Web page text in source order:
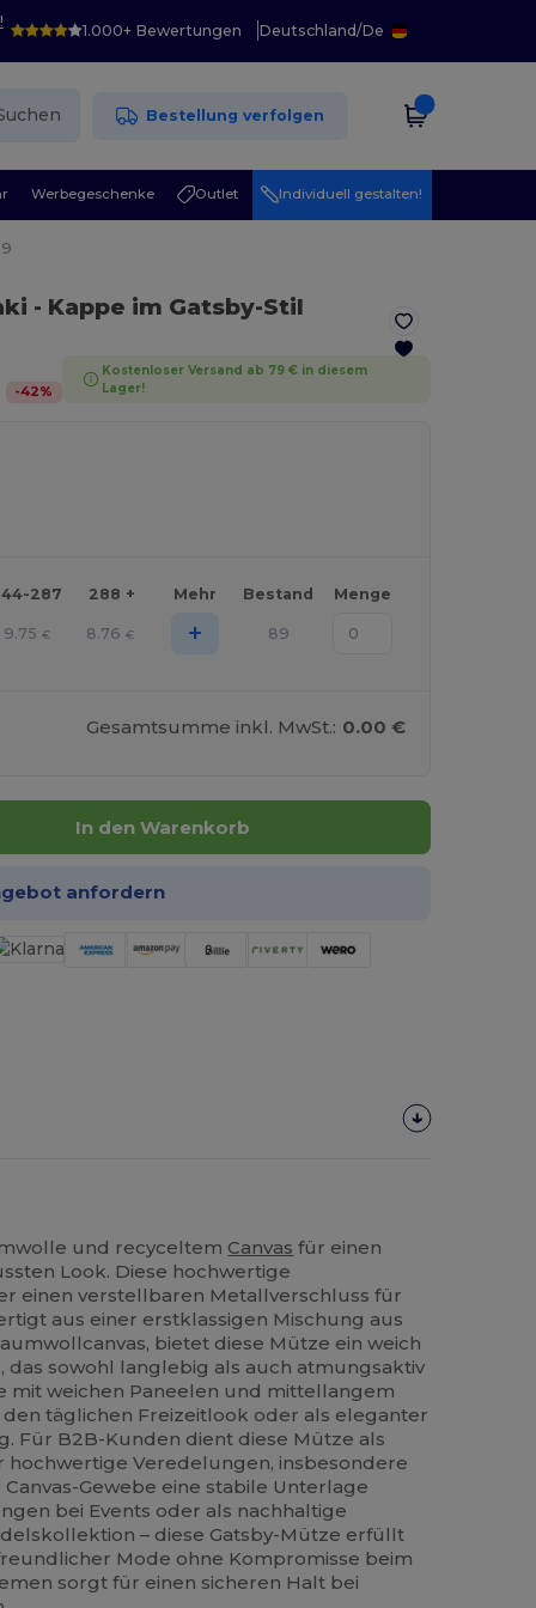
1.000+ Bewertungen Deutschland/De
Bestellung verfolgen
Werbegeschenke Outlet Individuell gestalten!
- Kappe im Gatsby-Stil
-42%
Kostenloser Versand ab 79 € in diesem
Lager!
287 288 + Mehr Bestand Menge
9.75 € 8.76 € + 89
Gesamtsumme inkl. MwSt.: 0.00 €
In den Warenkorb
anfordern
und recyceltem Canvas für einen
Look. Diese hochwertige
einen verstellbaren Metallverschluss für
aus einer erstklassigen Mischung aus
bietet diese Mütze ein weich
sowohl langlebig als auch atmungsaktiv
mit weichen Paneelen und mittellangem
täglichen Freizeitlook oder als eleganter
Für B2B-Kunden dient diese Mütze als
hochwertige Veredelungen, insbesondere
Gewebe eine stabile Unterlage
bei Events oder als nachhaltige
– diese Gatsby-Mütze erfüllt
Mode ohne Kompromisse beim
sorgt für einen sicheren Halt bei